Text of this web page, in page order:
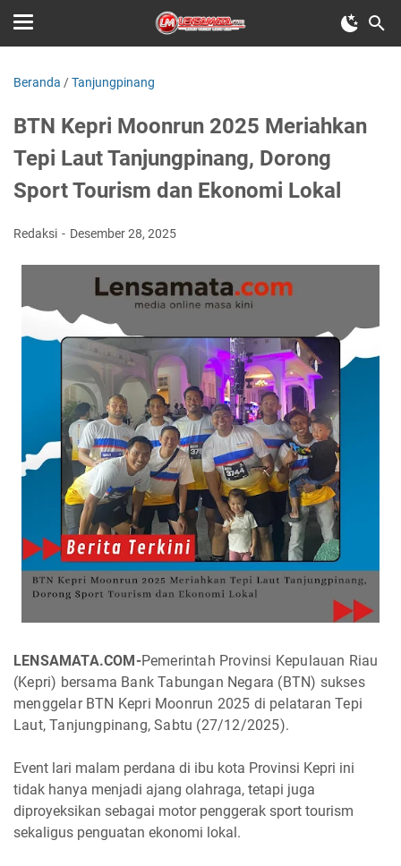
Beranda /Tanjungpinang
BTN Kepri Moonrun 2025 Meriahkan
Tepi Laut Tanjungpinang, Dorong
Sport Tourism dan Ekonomi Lokal
Redaksi Desember 28, 2025
LENSAMATA.COM-Pemerintah Provinsi Kepulauan Riau
(Kepri) bersama Bank Tabungan Negara (BTN) sukses
menggelar BTN Kepri Moonrun 2025 di pelataran Tepi
Laut, Tanjungpinang, Sabtu (27/12/2025).
Event lari malam perdana di ibu kota Provinsi Kepri ini
tidak hanya menjadi ajang olahraga, tetapi juga
diproyeksikan sebagai motor penggerak sport tourism
sekaligus penguatan ekonomi lokal.